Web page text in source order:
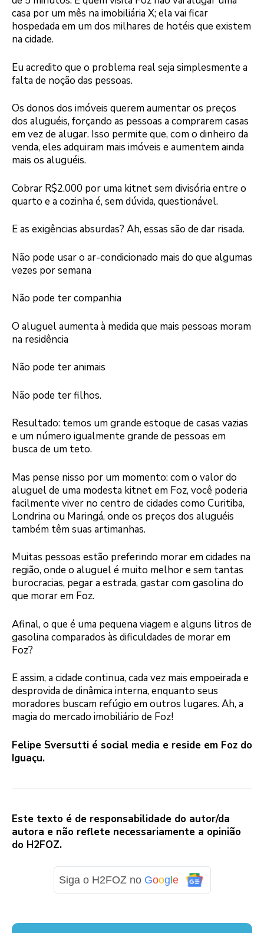
casa por um mês na imobiliária X; ela vai ficar
hospedada em um dos milhares de hotéis que existem
na cidade.
Eu acredito que o problema real seja simplesmente a
falta de noção das pessoas.
Os donos dos imóveis querem aumentar os preços
dos aluguéis, forçando as pessoas a comprarem casas
em vez de alugar. Isso permite que, com o dinheiro da
venda, eles adquiram mais imóveis e aumentem ainda
mais os aluguéis.
Cobrar R$2.000 por uma kitnet sem divisória entre o
quarto e a cozinha é, sem dúvida, questionável.
E as exigências absurdas? Ah, essas são de dar risada.
Não pode usar o ar-condicionado mais do que algumas
vezes por semana
Não pode ter companhia
O aluguel aumenta à medida que mais pessoas moram
na residência
Não pode ter animais
Não pode ter filhos.
Resultado: temos um grande estoque de casas vazias
e um número igualmente grande de pessoas em
busca de um teto.
Mas pense nisso por um momento: com o valor do
aluguel de uma modesta kitnet em Foz, você poderia
facilmente viver no centro de cidades como Curitiba,
Londrina ou Maringá, onde os preços dos aluguéis
também têm suas artimanhas.
Muitas pessoas estão preferindo morar em cidades na
região, onde o aluguel é muito melhor e sem tantas
burocracias, pegar a estrada, gastar com gasolina do
que morar em Foz.
Afinal, o que é uma pequena viagem e alguns litros de
gasolina comparados às dificuldades de morar em
Foz?
E assim, a cidade continua, cada vez mais empoeirada e
desprovida de dinâmica interna, enquanto seus
moradores buscam refúgio em outros lugares. Ah, a
magia do mercado imobiliário de Foz!
Felipe Sversutti é social media e reside em Foz do
Iguaçu.
Este texto é de responsabilidade do autor/da
autora e não reflete necessariamente a opinião
do H2FOZ.
Siga o H2FOZ no Goog e